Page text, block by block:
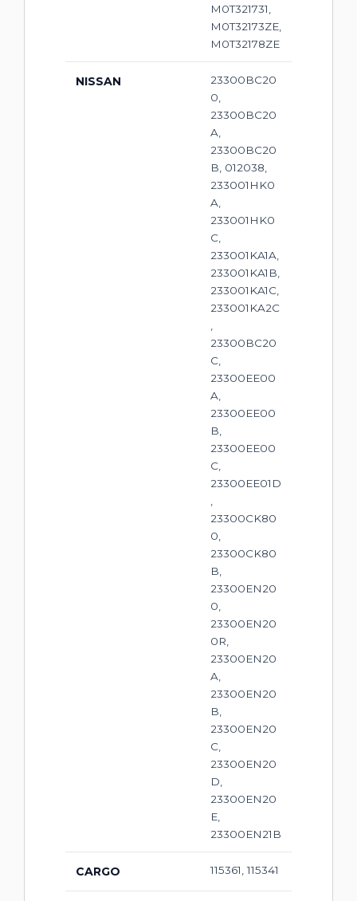
M0T321731,
M0T32173ZE,
M0T32178ZE
NISSAN
23300BC20
0,
23300BC20
A,
23300BC20
B, 012038,
233001HK0
A,
233001HK0
C,
233001KA1A,
233001KA1B,
233001KA1C,
233001KA2C
,
23300BC20
C,
23300EE00
A,
23300EE00
B,
23300EE00
C,
23300EE01D
,
23300CK80
0,
23300CK80
B,
23300EN20
0,
23300EN20
0R,
23300EN20
A,
23300EN20
B,
23300EN20
C,
23300EN20
D,
23300EN20
E,
23300EN21B
CARGO 115361, 115341